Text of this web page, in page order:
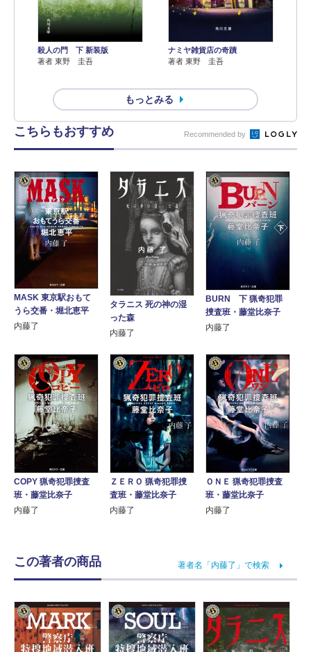
殺人の門 下 新装版
著者 東野 圭吾
ナミヤ雑貨店の奇蹟
著者 東野 圭吾
もっとみる
こちらもおすすめ Recommended by
MASK 東京駅おもて
うら交番・堀北恵平
内藤了
タラニス 死の神の湿
った森
内藤了
BURN 下 猟奇犯罪
捜査班・藤堂比奈子
内藤了
COPY 猟奇犯罪捜査
班・藤堂比奈子
内藤了
ＺＥＲＯ 猟奇犯罪捜
査班・藤堂比奈子
内藤了
ＯＮＥ 猟奇犯罪捜査
班・藤堂比奈子
内藤了
この著者の商品 著者名「内藤了」で検索